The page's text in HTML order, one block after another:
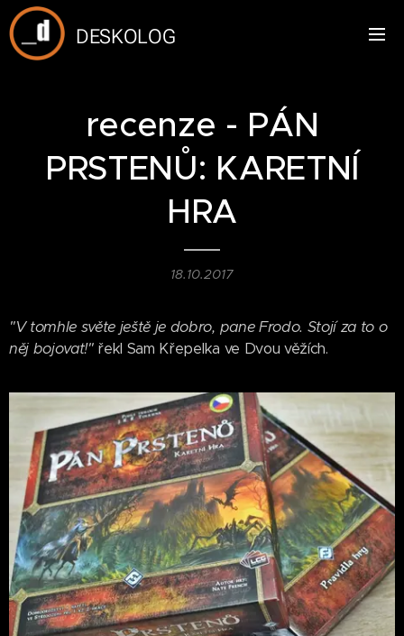
DESKOLOG
recenze - PÁN
PRSTENŮ: KARETNÍ
HRA
18.10.2017
"V tomhle světe ještě je dobro, pane Frodo. Stojí za to o
něj bojovat!"řekl Sam Křepelka ve Dvou věžích.